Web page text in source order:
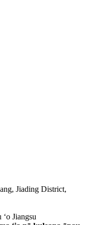
Jiading District,
Jiangsu